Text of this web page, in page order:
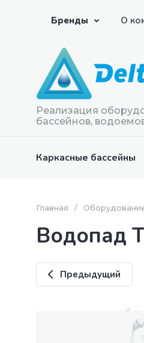
Бренды О
Реализация
бассейнов,
Каркасные бассейны
Главная /
Водопад
Предыдущий